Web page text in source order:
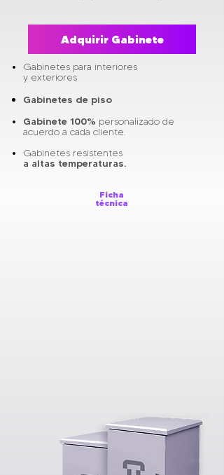
Adquirir Gabinete
Gabinetes para interiores
y exteriores
Gabinetes de piso
Gabinete 100% personalizado de
acuerdo a cada cliente.
Gabinetes resistentes
a altas temperaturas.
Ficha
técnica